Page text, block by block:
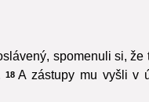
spomenuli si,
18 A zástupy mu vyšli v